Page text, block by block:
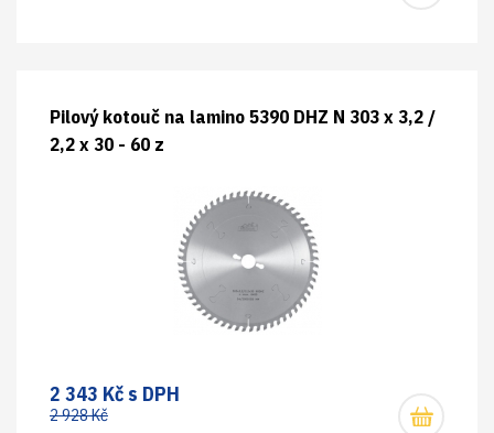
Pilový kotouč na lamino 5390 DHZ N 303 x 3,2 /
2,2 x 30 - 60 z
2 343 Kč s DPH
2 928 Kč